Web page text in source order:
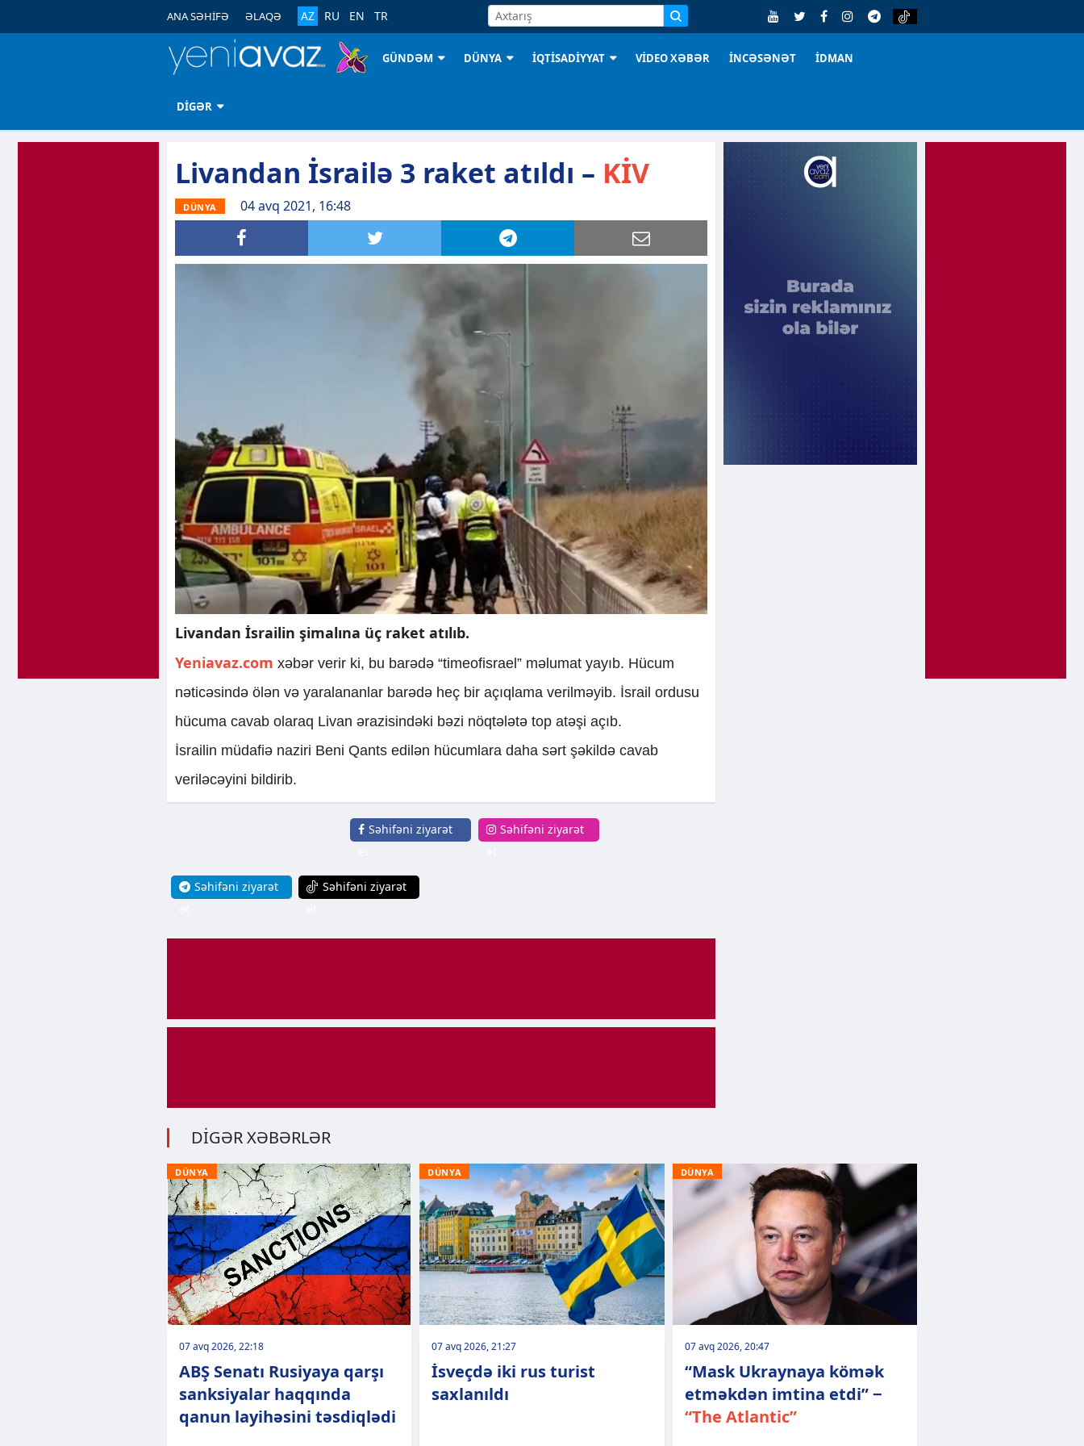
ANA SƏHİFƏ ƏLAQƏ AZ RU EN TR
GÜNDƏM DÜNYA İQTİSADİYYAT VİDEO XƏBƏR İNCƏSƏNƏT İDMAN
DİGƏR
Livandan İsrailə 3 raket atıldı – KİV
DÜNYA 04 avq 2021, 16:48
Livandan İsrailin şimalına üç raket atılıb.
Yeniavaz.com xəbər verir ki, bu barədə “timeofisrael” məlumat yayıb. Hücum
nəticəsində ölən və yaralananlar barədə heç bir açıqlama verilməyib. İsrail ordusu
hücuma cavab olaraq Livan ərazisindəki bəzi nöqtələtə top atəşi açıb.
İsrailin müdafiə naziri Beni Qants edilən hücumlara daha sərt şəkildə cavab
veriləcəyini bildirib.
Səhifəni ziyarət
Səhifəni ziyarət
Səhifəni ziyarət
Səhifəni ziyarət
DİGƏR XƏBƏRLƏR
DÜNYA
07 avq 2026, 22:18
ABŞ Senatı Rusiyaya qarşı
sanksiyalar haqqında
qanun layihəsini təsdiqlədi
DÜNYA
07 avq 2026, 21:27
İsveçdə iki rus turist
saxlanıldı
DÜNYA
07 avq 2026, 20:47
“Mask Ukraynaya kömək
etməkdən imtina etdi” −
“The Atlantic”